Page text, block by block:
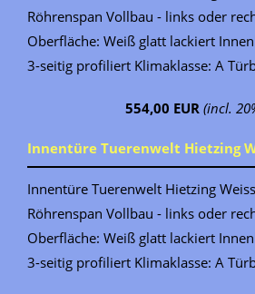
Röhrenspan Vollbau - links oder
Oberfläche: Weiß glatt lackiert
3-seitig profiliert Klimaklasse: A
554,00 EUR (incl.
Innentüre Tuerenwelt Hietzing
Innentüre Tuerenwelt Hietzing
Röhrenspan Vollbau - links oder
Oberfläche: Weiß glatt lackiert
3-seitig profiliert Klimaklasse: A